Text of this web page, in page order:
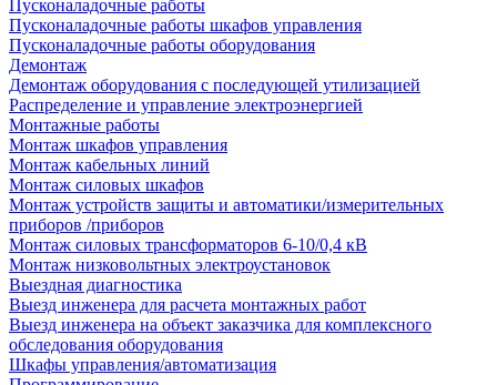
Пусконаладочные работы
Пусконаладочные работы шкафов управления
Пусконаладочные работы оборудования
Демонтаж
Демонтаж оборудования с последующей утилизацией
Распределение и управление электроэнергией
Монтажные работы
Монтаж шкафов управления
Монтаж кабельных линий
Монтаж силовых шкафов
Монтаж устройств защиты и автоматики/измерительных
приборов /приборов
Монтаж силовых трансформаторов 6-10/0,4 кВ
Монтаж низковольтных электроустановок
Выездная диагностика
Выезд инженера для расчета монтажных работ
Выезд инженера на объект заказчика для комплексного
обследования оборудования
Шкафы управления/автоматизация